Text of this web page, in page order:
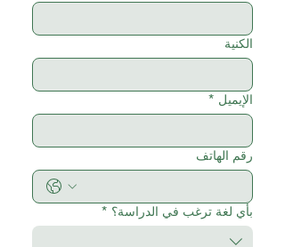
الكنية
الإيميل *
رقم الهاتف
بأي لغة ترغب في الدراسة؟ *